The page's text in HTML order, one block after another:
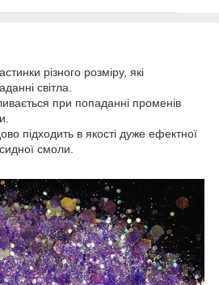
різного розміру, які
світла.
при попаданні променів
підходить в якості дуже ефектної
смоли.